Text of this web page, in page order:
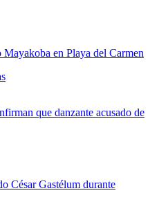
en Playa del Carmen
que danzante acusado de
César Gastélum durante